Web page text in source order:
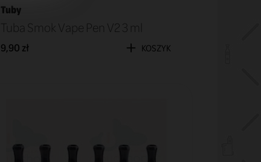
Tuby
Tuba Smok Vape Pen V2 3 ml
9,90 zł KOSZYK